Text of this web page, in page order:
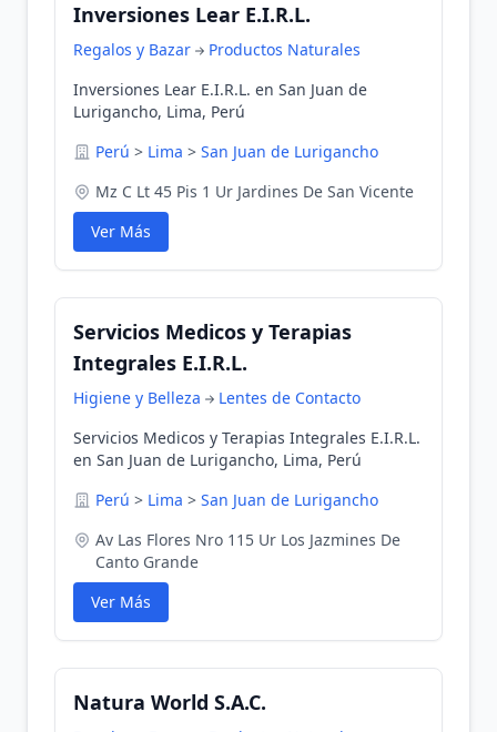
Inversiones Lear E.I.R.L.
Regalos y Bazar
Productos Naturales
Inversiones Lear E.I.R.L. en San Juan de
Lurigancho, Lima, Perú
Perú > Lima > San Juan de Lurigancho
Mz C Lt 45 Pis 1 Ur Jardines De San Vicente
Ver Más
Servicios Medicos y Terapias
Integrales E.I.R.L.
Higiene y Belleza
Lentes de Contacto
Servicios Medicos y Terapias Integrales E.I.R.L.
en San Juan de Lurigancho, Lima, Perú
Perú > Lima > San Juan de Lurigancho
Av Las Flores Nro 115 Ur Los Jazmines De
Canto Grande
Ver Más
Natura World S.A.C.